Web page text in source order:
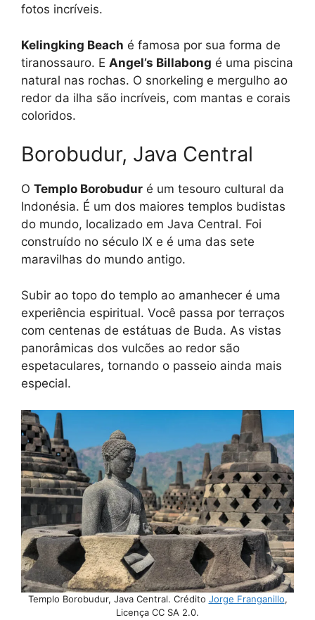
fotos incríveis.
Kelingking Beach é famosa por sua forma de
tiranossauro. E Angel’s Billabong é uma piscina
natural nas rochas. O snorkeling e mergulho ao
redor da ilha são incríveis, com mantas e corais
coloridos.
Borobudur, Java Central
O Templo Borobudur é um tesouro cultural da
Indonésia. É um dos maiores templos budistas
do mundo, localizado em Java Central. Foi
construído no século IX e é uma das sete
maravilhas do mundo antigo.
Subir ao topo do templo ao amanhecer é uma
experiência espiritual. Você passa por terraços
com centenas de estátuas de Buda. As vistas
panorâmicas dos vulcões ao redor são
espetaculares, tornando o passeio ainda mais
especial.
Templo Borobudur, Java Central. Crédito Jorge Franganillo,
Licença CC SA 2.0.